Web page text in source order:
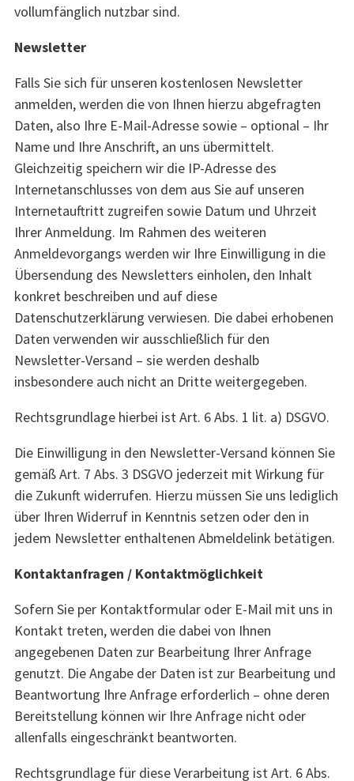
vollumfänglich nutzbar sind.
Newsletter
Falls Sie sich für unseren kostenlosen Newsletter
anmelden, werden die von Ihnen hierzu abgefragten
Daten, also Ihre E-Mail-Adresse sowie – optional – Ihr
Name und Ihre Anschrift, an uns übermittelt.
Gleichzeitig speichern wir die IP-Adresse des
Internetanschlusses von dem aus Sie auf unseren
Internetauftritt zugreifen sowie Datum und Uhrzeit
Ihrer Anmeldung. Im Rahmen des weiteren
Anmeldevorgangs werden wir Ihre Einwilligung in die
Übersendung des Newsletters einholen, den Inhalt
konkret beschreiben und auf diese
Datenschutzerklärung verwiesen. Die dabei erhobenen
Daten verwenden wir ausschließlich für den
Newsletter-Versand – sie werden deshalb
insbesondere auch nicht an Dritte weitergegeben.
Rechtsgrundlage hierbei ist Art. 6 Abs. 1 lit. a) DSGVO.
Die Einwilligung in den Newsletter-Versand können Sie
gemäß Art. 7 Abs. 3 DSGVO jederzeit mit Wirkung für
die Zukunft widerrufen. Hierzu müssen Sie uns lediglich
über Ihren Widerruf in Kenntnis setzen oder den in
jedem Newsletter enthaltenen Abmeldelink betätigen.
Kontaktanfragen / Kontaktmöglichkeit
Sofern Sie per Kontaktformular oder E-Mail mit uns in
Kontakt treten, werden die dabei von Ihnen
angegebenen Daten zur Bearbeitung Ihrer Anfrage
genutzt. Die Angabe der Daten ist zur Bearbeitung und
Beantwortung Ihre Anfrage erforderlich – ohne deren
Bereitstellung können wir Ihre Anfrage nicht oder
allenfalls eingeschränkt beantworten.
Rechtsgrundlage für diese Verarbeitung ist Art. 6 Abs.